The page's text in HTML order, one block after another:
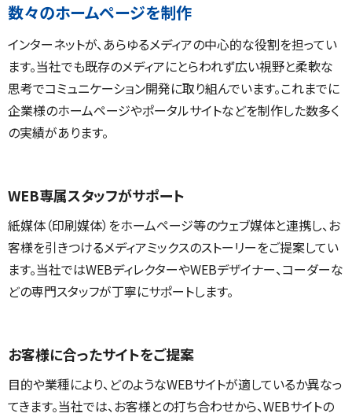
数々のホームページを制作
インターネットが、あらゆるメディアの中心的な役割を担ってい
ます。当社でも既存のメディアにとらわれず広い視野と柔軟な
思考でコミュニケーション開発に取り組んでいます。これまでに
企業様のホームページやポータルサイトなどを制作した数多く
の実績があります。
WEB専属スタッフがサポート
紙媒体（印刷媒体）をホームページ等のウェブ媒体と連携し、お
客様を引きつけるメディアミックスのストーリーをご提案してい
ます。当社ではWEBディレクターやWEBデザイナー、コーダーな
どの専門スタッフが丁寧にサポートします。
お客様に合ったサイトをご提案
目的や業種により、どのようなWEBサイトが適しているか異なっ
てきます。当社では、お客様との打ち合わせから、WEBサイトの